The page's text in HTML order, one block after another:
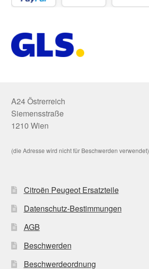
A24 Östrerreich
Siemensstraße
1210 Wien
(die Adresse wird nicht für Beschwerden verwendet)
Citroën Peugeot Ersatzteile
Datenschutz-Bestimmungen
AGB
Beschwerden
Beschwerdeordnung